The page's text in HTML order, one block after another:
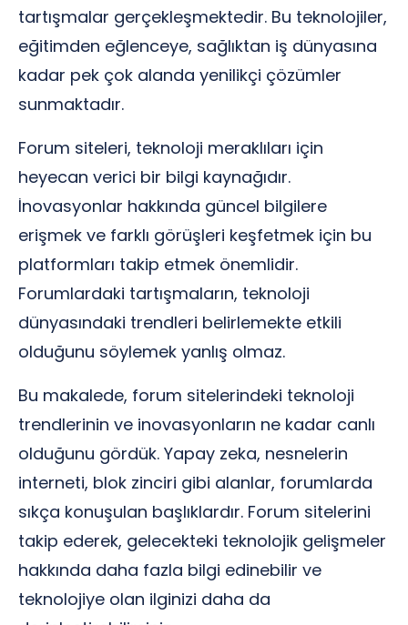
tartışmalar gerçekleşmektedir. Bu teknolojiler,
eğitimden eğlenceye, sağlıktan iş dünyasına
kadar pek çok alanda yenilikçi çözümler
sunmaktadır.
Forum siteleri, teknoloji meraklıları için
heyecan verici bir bilgi kaynağıdır.
İnovasyonlar hakkında güncel bilgilere
erişmek ve farklı görüşleri keşfetmek için bu
platformları takip etmek önemlidir.
Forumlardaki tartışmaların, teknoloji
dünyasındaki trendleri belirlemekte etkili
olduğunu söylemek yanlış olmaz.
Bu makalede, forum sitelerindeki teknoloji
trendlerinin ve inovasyonların ne kadar canlı
olduğunu gördük. Yapay zeka, nesnelerin
interneti, blok zinciri gibi alanlar, forumlarda
sıkça konuşulan başlıklardır. Forum sitelerini
takip ederek, gelecekteki teknolojik gelişmeler
hakkında daha fazla bilgi edinebilir ve
teknolojiye olan ilginizi daha da